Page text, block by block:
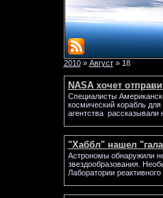
2010 » Август » 18
NASA хочет
Специалисты
космический корабль
агентства
"Хаббл" нашел
Астрономы обнаружили
звездообразования.
Лаборатории